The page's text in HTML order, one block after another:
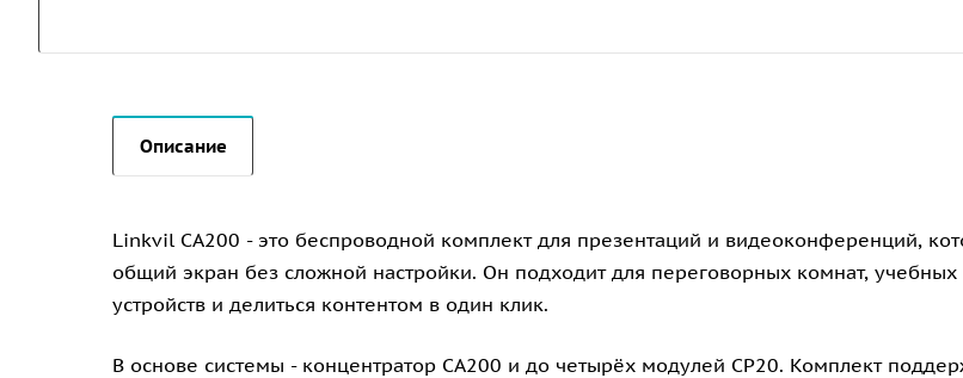
Описание
Linkvil CA200 - это беспроводной комплект для презентаций и видеоконференций,
общий экран без сложной настройки. Он подходит для переговорных комнат,
устройств и делиться контентом в один клик.
В основе системы - концентратор CA200 и до четырёх модулей CP20. Комплект